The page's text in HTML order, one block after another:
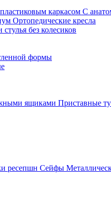
каркасом С
Ортопедические кресла
стулья без колесиков
формы
ящиками Приставные
ресепшн Сейфы